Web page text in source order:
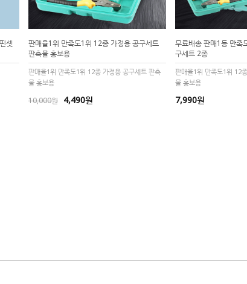
셋
판매율1위 만족도1위 12종 가정용 공구세트
판촉물 홍보용
판매율1위 만족도1위 12종 가정용 공구세트 판촉
물 홍보용
10,000원 4,490원
무료배송 판매1등 만족
구세트 2종
판매율1위 만족도1위 12
물 홍보용
7,990원